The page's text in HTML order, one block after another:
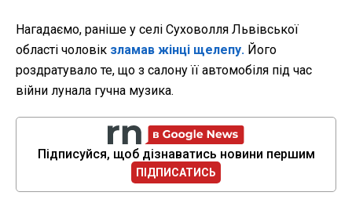
Нагадаємо, раніше у селі Суховолля Львівської
області чоловік зламав жінці щелепу. Його
роздратувало те, що з салону її автомобіля під час
війни лунала гучна музика.
Підписуйся, щоб дізнаватись новини першим
ПІДПИСАТИСЬ